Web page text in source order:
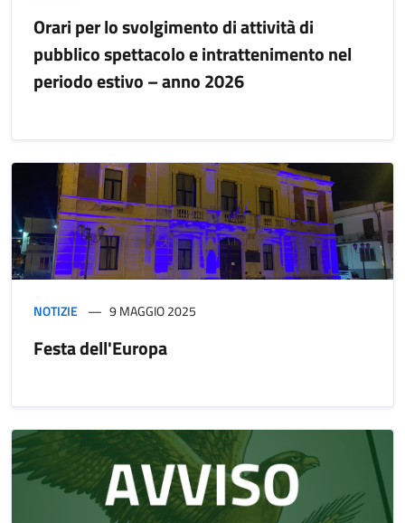
Orari per lo svolgimento di attività di
pubblico spettacolo e intrattenimento nel
periodo estivo – anno 2026
NOTIZIE 9 MAGGIO 2025
Festa dell'Europa